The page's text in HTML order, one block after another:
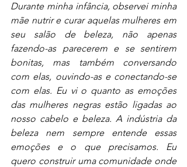
Durante minha infância, observei minha
mãe nutrir e curar aquelas mulheres em
seu salão de beleza, não apenas
fazendo-as parecerem e se sentirem
bonitas, mas também conversando
com elas, ouvindo-as e conectando-se
com elas. Eu vi o quanto as emoções
das mulheres negras estão ligadas ao
nosso cabelo e beleza. A indústria da
beleza nem sempre entende essas
emoções e o que precisamos. Eu
quero construir uma comunidade onde